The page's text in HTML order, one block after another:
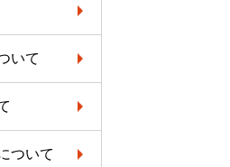
いて
ついて